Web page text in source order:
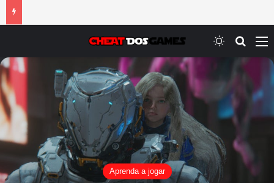
Switch skin
Aprenda a jogar